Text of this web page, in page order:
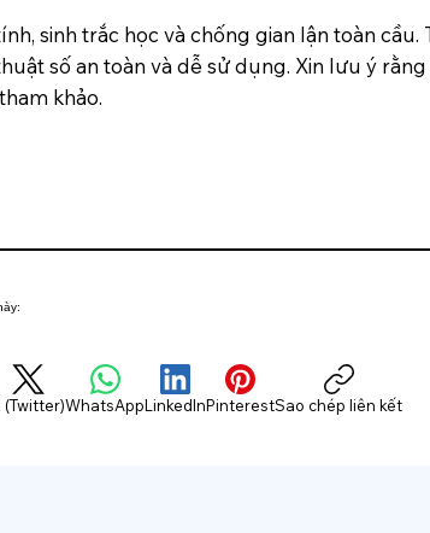
sinh trắc học và chống gian lận toàn
số an toàn và dễ sử dụng. Xin lưu ý
khảo.
(Twitter)WhatsAppLinkedInPinterestSao chép liên kết